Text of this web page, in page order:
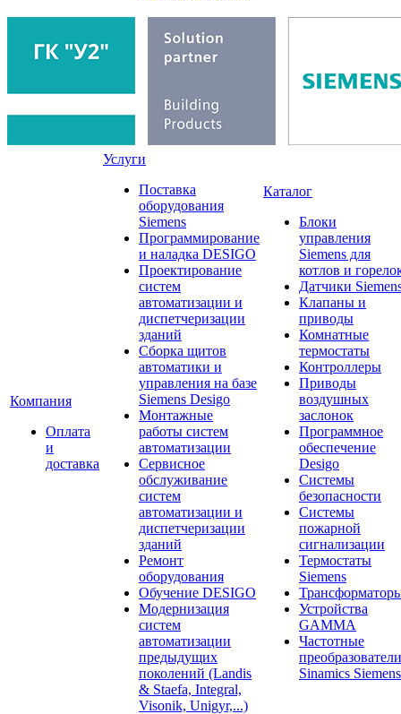
Компания
Оплата
и
доставка
Услуги
Поставка
оборудования
Siemens
Программирование
и наладка DESIGO
Проектирование
систем
автоматизации и
диспетчеризации
зданий
Сборка щитов
автоматики и
управления на базе
Siemens Desigo
Монтажные
работы систем
автоматизации
Сервисное
обслуживание
систем
автоматизации и
диспетчеризации
зданий
Ремонт
оборудования
Обучение DESIGO
Модернизация
систем
автоматизации
предыдущих
поколений (Landis
& Staefa, Integral,
Visonik, Unigyr,...)
Каталог
Блоки
управления
Siemens для
котлов и
Датчики
Клапаны и
приводы
Комнатные
термостаты
Контроллеры
Приводы
воздушных
заслонок
Программное
обеспечение
Desigo
Системы
безопасности
Системы
пожарной
сигнализации
Термостаты
Siemens
Устройства
GAMMA
Частотные
преобразователи
Sinamics Siemens